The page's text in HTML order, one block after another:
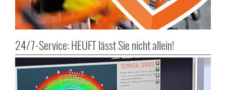
24/7-Service: HEUFT lässt Sie nicht allein!